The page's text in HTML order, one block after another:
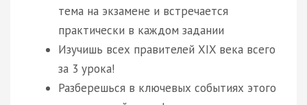
тема на экзамене и встречается
практически в каждом задании
Изучишь всех правителей XIX века всего
за 3 урока!
Разберешься в ключевых событиях этого